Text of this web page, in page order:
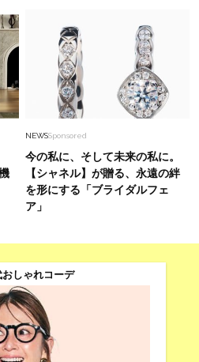
NEWSSponsored
今の私に、そして未来の私に。
【シャネル】が贈る、永遠の絆
を形にする「ブライダルフェ
ア」
しゃれコーデ